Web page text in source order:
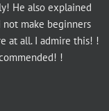
He also explained
make beginners
at all. I admire this! !
!